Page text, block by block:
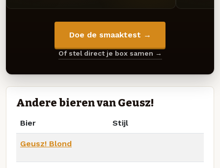
Doe de smaaktest →
Of stel direct je box samen →
Andere bieren van Geusz!
Bier Stijl
Geusz! Blond